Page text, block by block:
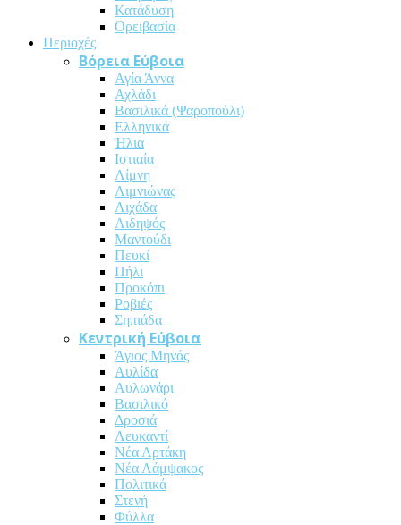
Κατάδυση
Ορειβασία
Περιοχές
Βόρεια Εύβοια
Αγία Άννα
Αχλάδι
Βασιλικά (Ψαροπούλι)
Ελληνικά
Ήλια
Ιστιαία
Λίμνη
Λιμνιώνας
Λιχάδα
Αιδηψός
Μαντούδι
Πευκί
Πήλι
Προκόπι
Ροβιές
Σηπιάδα
Κεντρική Εύβοια
Άγιος Μηνάς
Αυλίδα
Αυλωνάρι
Βασιλικό
Δροσιά
Λευκαντί
Νέα Αρτάκη
Νέα Λάμψακος
Πολιτικά
Στενή
Φύλλα